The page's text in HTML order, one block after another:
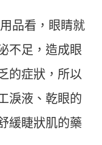
品看，眼睛就
不足，造成眼
的症狀，所以
淚液、乾眼的
緩睫狀肌的藥